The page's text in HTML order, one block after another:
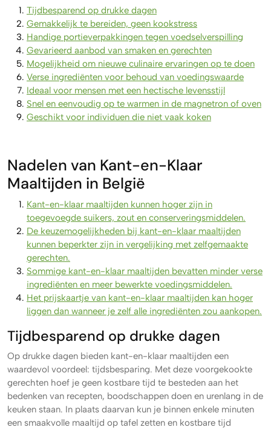
Tijdbesparend op drukke dagen
Gemakkelijk te bereiden, geen kookstress
Handige portieverpakkingen tegen voedselverspilling
Gevarieerd aanbod van smaken en gerechten
Mogelijkheid om nieuwe culinaire ervaringen op te doen
Verse ingrediënten voor behoud van voedingswaarde
Ideaal voor mensen met een hectische levensstijl
Snel en eenvoudig op te warmen in de magnetron of oven
Geschikt voor individuen die niet vaak koken
Nadelen van Kant-en-Klaar
Maaltijden in België
Kant-en-klaar maaltijden kunnen hoger zijn in
toegevoegde suikers, zout en conserveringsmiddelen.
De keuzemogelijkheden bij kant-en-klaar maaltijden
kunnen beperkter zijn in vergelijking met zelfgemaakte
gerechten.
Sommige kant-en-klaar maaltijden bevatten minder verse
ingrediënten en meer bewerkte voedingsmiddelen.
Het prijskaartje van kant-en-klaar maaltijden kan hoger
liggen dan wanneer je zelf alle ingrediënten zou aankopen.
Tijdbesparend op drukke dagen
Op drukke dagen bieden kant-en-klaar maaltijden een
waardevol voordeel: tijdsbesparing. Met deze voorgekookte
gerechten hoef je geen kostbare tijd te besteden aan het
bedenken van recepten, boodschappen doen en urenlang in de
keuken staan. In plaats daarvan kun je binnen enkele minuten
een smaakvolle maaltijd op tafel zetten en kostbare tijd